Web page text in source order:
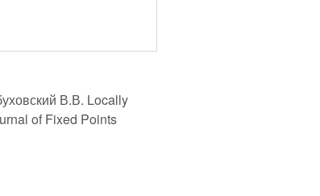
В.В. Locally
of Fixed Points